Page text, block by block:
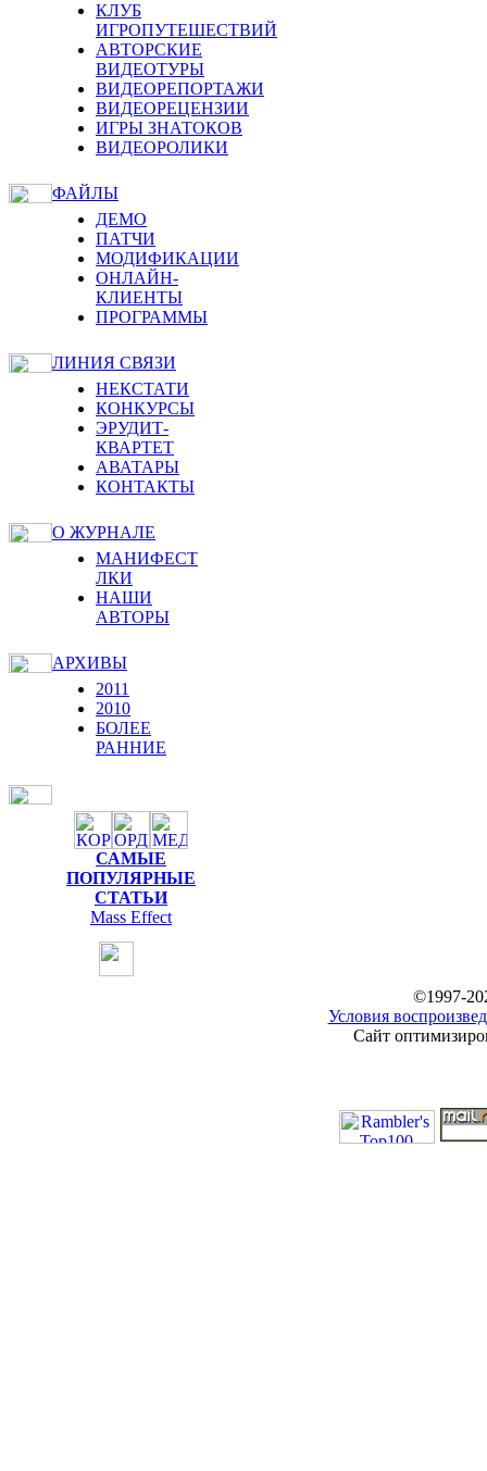
КЛУБ
ИГРОПУТЕШЕСТВИЙ
АВТОРСКИЕ
ВИДЕОТУРЫ
ВИДЕОРЕПОРТАЖИ
ВИДЕОРЕЦЕНЗИИ
ИГРЫ ЗНАТОКОВ
ВИДЕОРОЛИКИ
ФАЙЛЫ
ДЕМО
ПАТЧИ
МОДИФИКАЦИИ
ОНЛАЙН-
КЛИЕНТЫ
ПРОГРАММЫ
ЛИНИЯ СВЯЗИ
НЕКСТАТИ
КОНКУРСЫ
ЭРУДИТ-
КВАРТЕТ
АВАТАРЫ
КОНТАКТЫ
О ЖУРНАЛЕ
МАНИФЕСТ
ЛКИ
НАШИ
АВТОРЫ
АРХИВЫ
2011
2010
БОЛЕЕ
РАННИЕ
САМЫЕ
ПОПУЛЯРНЫЕ
СТАТЬИ
Mass Effect
©1997-
Условия
Сайт